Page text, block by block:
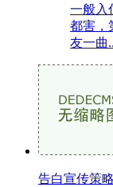
一般入
都害，
友一曲
告白宣传策